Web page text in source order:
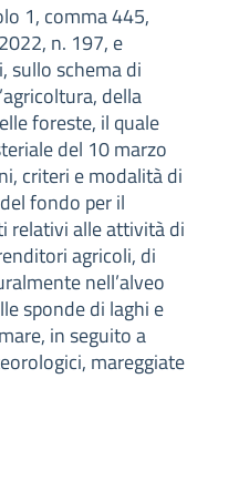
1, comma 445,
n. 197, e
sullo schema di
della
foreste, il quale
del 10 marzo
criteri e modalità di
fondo per il
relativi alle attività di
agricoli, di
nell’alveo
sponde di laghi e
in seguito a
mareggiate